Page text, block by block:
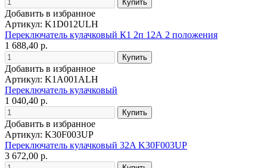
Добавить в избранное
Артикул: K1D012ULH
Переключатель кулачковый К1 2п 12А 2 положения
1 688,40 р.
Добавить в избранное
Артикул: K1A001ALH
Переключатель кулачковый
1 040,40 р.
Добавить в избранное
Артикул: K30F003UP
Переключатель кулачковый 32A K30F003UP
3 672,00 р.